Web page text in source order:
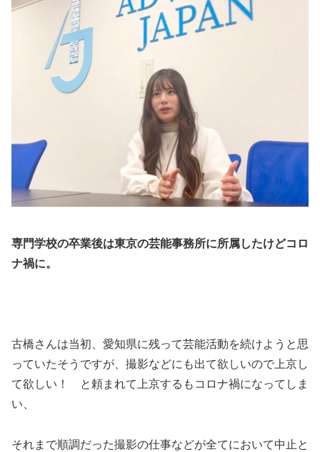
専門学校の卒業後は東京の芸能事務所に所属したけどコロ
ナ禍に。
古橋さんは当初、愛知県に残って芸能活動を続けようと思
っていたそうですが、撮影などにも出て欲しいので上京し
て欲しい！ と頼まれて上京するもコロナ禍になってしま
い、
それまで順調だった撮影の仕事などが全てにおいて中止と